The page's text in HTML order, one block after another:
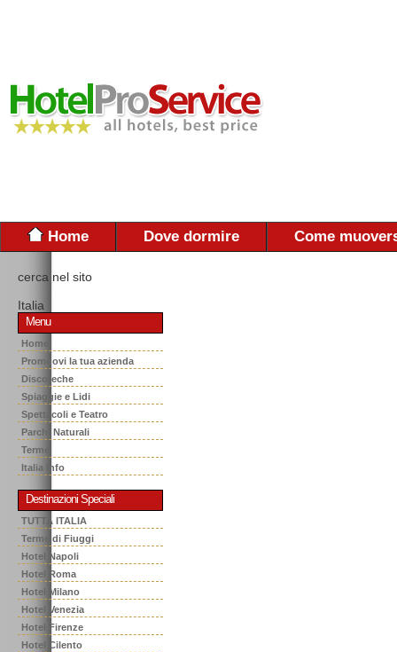
Home Dove dormire Come
cerca nel sito
Italia
Menu
Home
Promuovi la tua azienda
Discoteche
Spiaggie e Lidi
Spettacoli e Teatro
Parchi Naturali
Terme
Italia Info
Destinazioni Speciali
TUTTA ITALIA
Terme di Fiuggi
Hotel Napoli
Hotel Roma
Hotel Milano
Hotel Venezia
Hotel Firenze
Hotel Cilento